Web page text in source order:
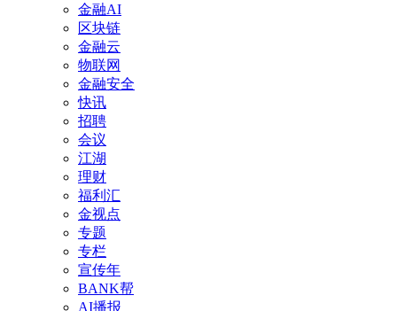
金融AI
区块链
金融云
物联网
金融安全
快讯
招聘
会议
江湖
理财
福利汇
金视点
专题
专栏
宣传年
BANK帮
AI播报